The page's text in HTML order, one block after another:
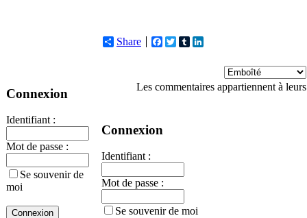
Connexion
Identifiant :
Mot de passe :
Se souvenir de
moi
Share Facebook
TwitterTumblr
Les commentaires appartiennent à
Connexion
Identifiant :
Mot de passe :
Se souvenir de moi